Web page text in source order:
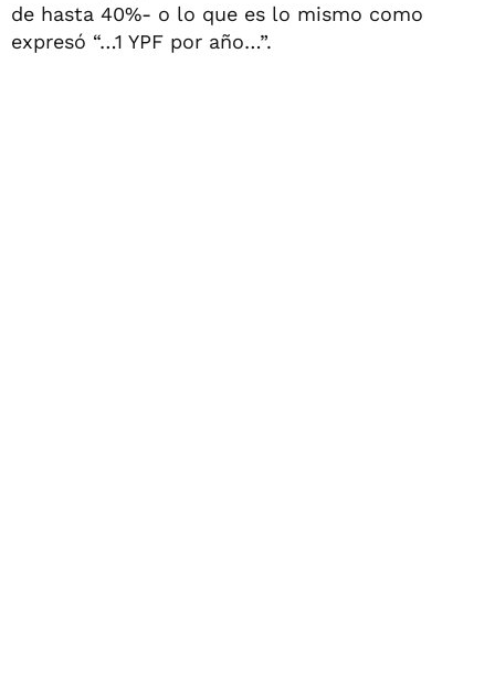
de hasta 40%- o lo que es lo mismo como
expresó “…1 YPF por año…”.